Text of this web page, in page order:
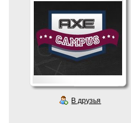
В друзья